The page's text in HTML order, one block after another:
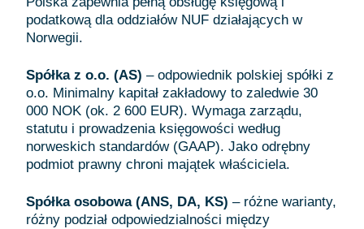
podatkową dla oddziałów NUF działających w
Norwegii.
Spółka z o.o. (AS) – odpowiednik polskiej spółki z
o.o. Minimalny kapitał zakładowy to zaledwie 30
000 NOK (ok. 2 600 EUR). Wymaga zarządu,
statutu i prowadzenia księgowości według
norweskich standardów (GAAP). Jako odrębny
podmiot prawny chroni majątek właściciela.
Spółka osobowa (ANS, DA, KS) – różne warianty,
różny podział odpowiedzialności między